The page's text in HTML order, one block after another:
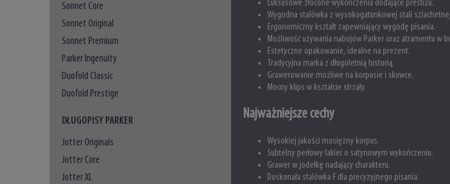
Sonnet Core
Sonnet Original
Sonnet Premium
Parker Ingenuity
Duofold Classic
Duofold Prestige
DŁUGOPISY PARKER
Jotter Originals
Jotter Core
Jotter XL
Luksusowe złocone wykończenia dodające prestiżu.
Wygodna stalówka z wysokogatunkowej stali
Ergonomiczny kształt zapewniający wygodę pisania.
Możliwość używania nabojów Parker oraz atramentu w
Estetyczne opakowanie, idealne na prezent.
Tradycyjna marka z długoletnią historią.
Grawerowanie możliwe na korpusie i skuwce.
Mocny klips w kształcie strzały.
Najważniejsze cechy
Wysokiej jakości mosiężny korpus.
Subtelny perłowy lakier o satynowym wykończeniu.
Grawer w jodełkę nadający charakteru.
Doskonała stalówka F dla precyzyjnego pisania.